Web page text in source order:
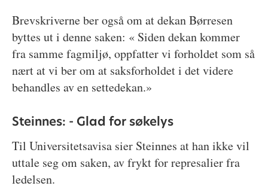
Brevskriverne ber også om at dekan Børresen
byttes ut i denne saken: « Siden dekan kommer
fra samme fagmiljø, oppfatter vi forholdet som så
nært at vi ber om at saksforholdet i det videre
behandles av en settedekan.»
Steinnes: - Glad for søkelys
Til Universitetsavisa sier Steinnes at han ikke vil
uttale seg om saken, av frykt for represalier fra
ledelsen.